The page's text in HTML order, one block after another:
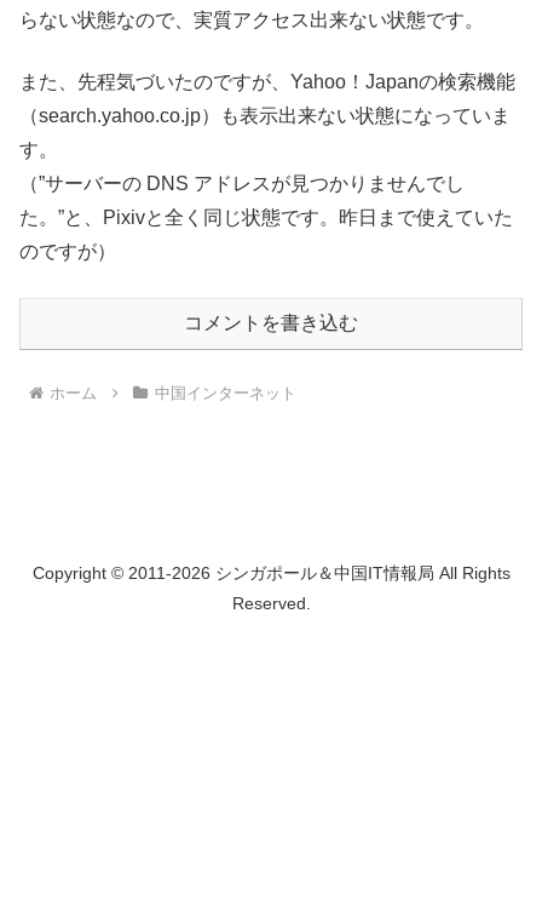
らない状態なので、実質アクセス出来ない状態です。
また、先程気づいたのですが、Yahoo！Japanの検索機能
（search.yahoo.co.jp）も表示出来ない状態になっていま
す。
（”サーバーの DNS アドレスが見つかりませんでし
た。”と、Pixivと全く同じ状態です。昨日まで使えていた
のですが）
コメントを書き込む
ホーム 中国インターネット
Copyright © 2011-2026 シンガポール＆中国IT情報局 All Rights
Reserved.